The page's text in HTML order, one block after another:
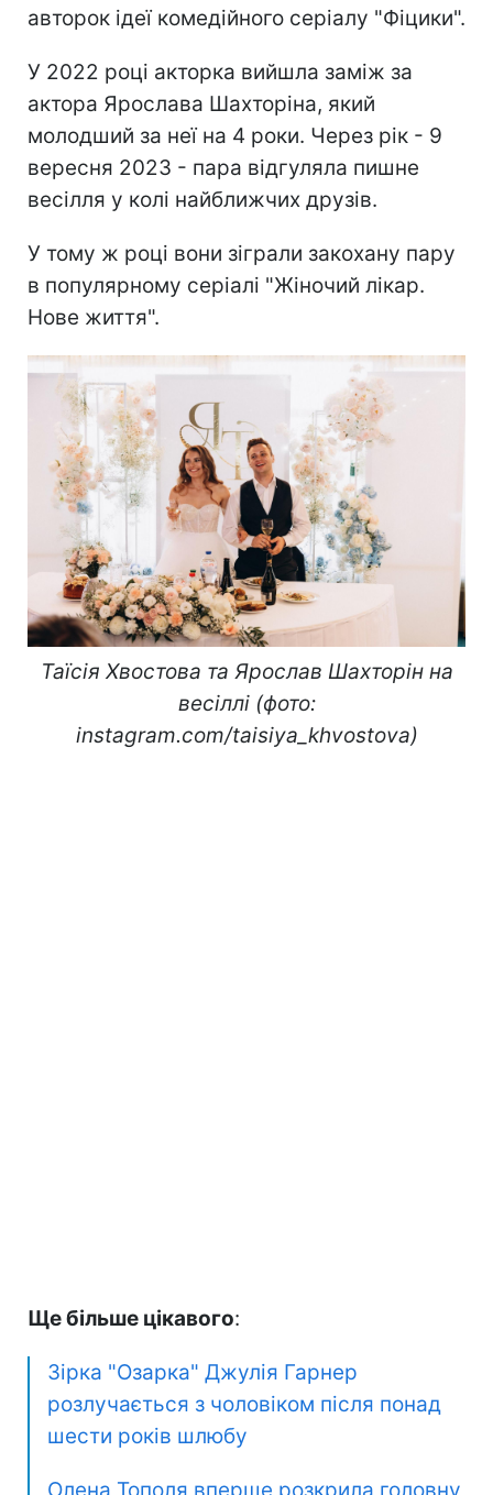
авторок ідеї комедійного серіалу "Фіцики".
У 2022 році акторка вийшла заміж за
актора Ярослава Шахторіна, який
молодший за неї на 4 роки. Через рік - 9
вересня 2023 - пара відгуляла пишне
весілля у колі найближчих друзів.
У тому ж році вони зіграли закохану пару
в популярному серіалі "Жіночий лікар.
Нове життя".
Таїсія Хвостова та Ярослав Шахторін на
весіллі (фото:
instagram.com/taisiya_khvostova)
Ще більше цікавого:
Зірка "Озарка" Джулія Гарнер
розлучається з чоловіком після понад
шести років шлюбу
Олена Тополя вперше розкрила головну